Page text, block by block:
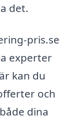
det.
pris.se
experter
kan du
och
dina